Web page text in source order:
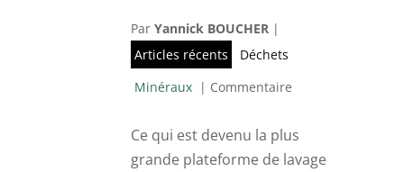
Par Yannick BOUCHER|
Articles récents
Déchets
Minéraux | Commentaire
Ce qui est devenu la plus
grande plateforme de lavage